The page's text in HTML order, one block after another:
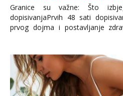
Granice su važne: Što
dopisivanjaPrvih 48 sati
prvog dojma i postavljanje
Važno je izbjeći prebrzo
informacija, jer nepoznata
povjerenje. Takođe...